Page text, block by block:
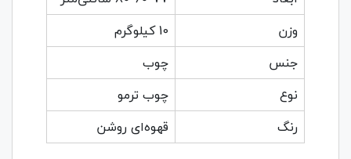
وزن
10 کیلوگرم
جنس
چوب
نوع
چوب ترمو
رنگ
قهوه‌ای روشن